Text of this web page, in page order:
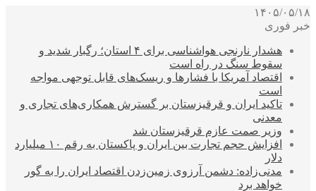
۱۴۰۵/۰۵/۱۸
خبر فوری
هشدار نارنجی هواشناسی برای ۴ استان؛ رگبار شدید و
سقوط سنگ در راه است
اقتصاد آمریکا با فشارها و ریسک‌های قابل توجهی مواجه
است
تاکید ایران و قرقیزستان بر گسترش همکاری‌های تجاری و
معدنی
وزیر صمت عازم قرقیزستان شد
افزایش حجم تجارت بین ایران و پاکستان به رقم ۱۰ میلیارد
دلار
مدنی‌زاده: دشمن آرزوی زمین‌زدن اقتصاد ایران را به گور
خواهد برد